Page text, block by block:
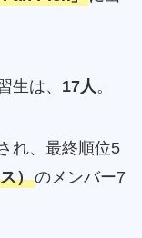
生は、 17人。
れ、最終順位5
）のメンバー7